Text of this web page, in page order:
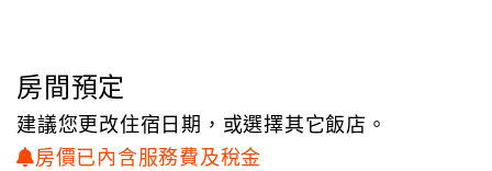
地
圖
顧
房間預定
建議您更改住宿日期，或選擇其它飯店。
房價已內含服務費及稅金